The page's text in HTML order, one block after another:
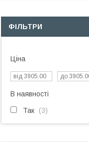
ФІЛЬТРИ
Ціна
В наявності
Так 3